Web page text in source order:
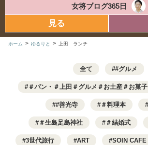
女将ブログ365日
見る
ホーム > ゆるりと > 上田 ランチ
全て #グルメ
＃パン・＃上田＃グルメ＃お土産＃お菓子
#善光寺 ＃料理本
＃生島足島神社 ＃結婚式
3世代旅行 ART SOIN CAFE